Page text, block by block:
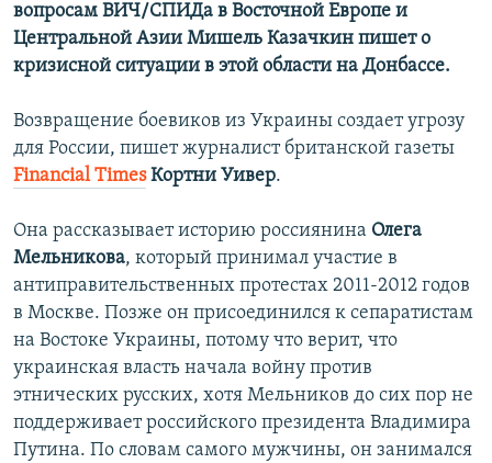
вопросам ВИЧ/СПИДа в Восточной Европе и
Центральной Азии Мишель Казачкин пишет о
кризисной ситуации в этой области на Донбассе.
Возвращение боевиков из Украины создает угрозу
для России, пишет журналист британской газеты ​
Financial Times Кортни Уивер.
Она рассказывает историю россиянина Олега
Мельникова, который принимал участие в
антиправительственных протестах 2011-2012 годов
в Москве. Позже он присоединился к сепаратистам
на Востоке Украины, потому что верит, что
украинская власть начала войну против
этнических русских, хотя Мельников до сих пор не
поддерживает российского президента Владимира
Путина. По словам самого мужчины, он занимался